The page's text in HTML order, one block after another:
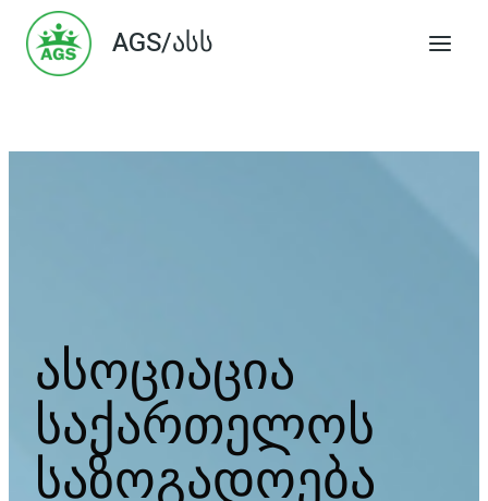
Skip
content
AGS/ასს
ასოციაცია
საქართელოს
საზოგადოება